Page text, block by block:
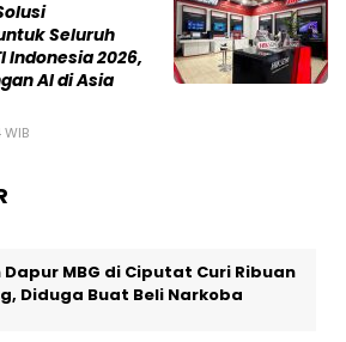
Seluruh
Indonesia 2026,
AI di Asia
MBG di Ciputat Curi Ribuan
Diduga Buat Beli Narkoba